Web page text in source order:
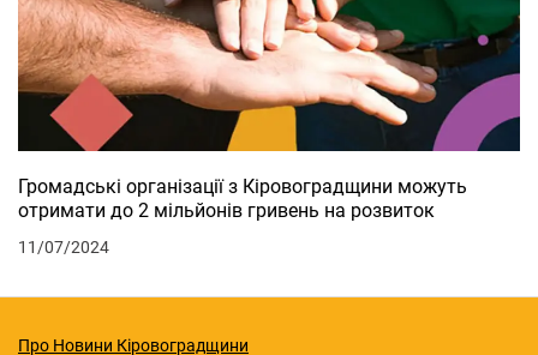
Громадські організації з Кіровоградщини можуть
отримати до 2 мільйонів гривень на розвиток
11/07/2024
Про Новини Кіровоградщини